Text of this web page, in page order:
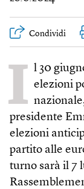
Condividi
I l 30
elezioni
presidente
elezioni
partito alle
turno sarà il 7